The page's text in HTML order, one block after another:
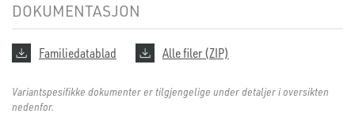
DOKUMENTASJON
Familiedatablad Alle filer (ZIP)
Variantspesifikke dokumenter er tilgjengelige under detaljer i oversikten
nedenfor.